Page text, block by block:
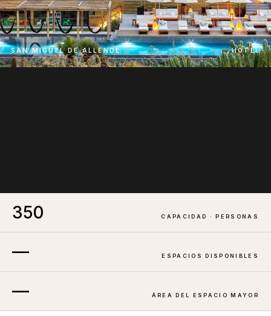
SAN MIGUEL DE ALLENDE HOTEL
350 CAPACIDAD · PERSONAS
— ESPACIOS DISPONIBLES
— ÁREA DEL ESPACIO MAYOR